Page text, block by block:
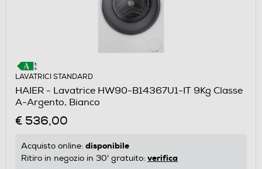
LAVATRICI STANDARD
HAIER - Lavatrice HW90-B14367U1-IT 9Kg Classe
A-Argento, Bianco
€ 536,00
Acquisto online: disponibile
Ritiro in negozio in 30' gratuito: verifica